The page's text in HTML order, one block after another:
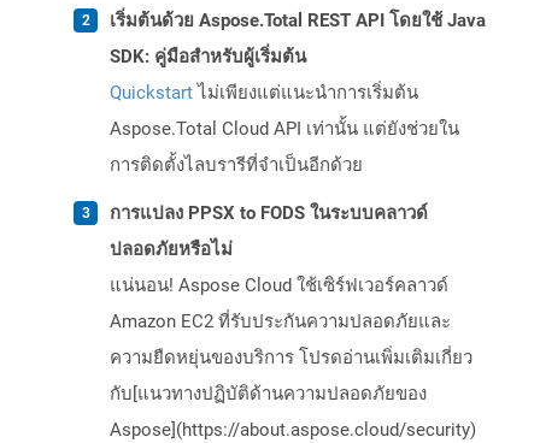
เริ่มต้นด้วย Aspose.Total REST API โดยใช้ Java
SDK: คู่มือสำหรับผู้เริ่มต้น
Quickstartไม่เพียงแต่แนะนำการเริ่มต้น
Aspose.Total Cloud API เท่านั้น แต่ยังช่วยใน
การติดตั้งไลบรารีที่จำเป็นอีกด้วย
การแปลง PPSX to FODS ในระบบคลาวด์
ปลอดภัยหรือไม่
แน่นอน! Aspose Cloud ใช้เซิร์ฟเวอร์คลาวด์
Amazon EC2 ที่รับประกันความปลอดภัยและ
ความยืดหยุ่นของบริการ โปรดอ่านเพิ่มเติมเกี่ยว
กับ[แนวทางปฏิบัติด้านความปลอดภัยของ
Aspose](https://about.aspose.cloud/security)